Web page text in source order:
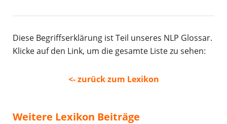
Diese Begriffserklärung ist Teil unseres NLP Glossar.
Klicke auf den Link, um die gesamte Liste zu sehen:
<- zurück zum Lexikon
Weitere Lexikon Beiträge